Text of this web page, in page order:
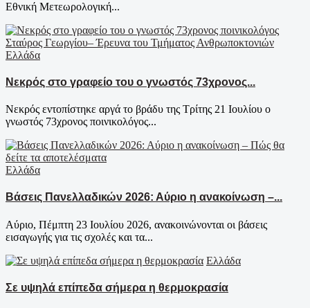
Εθνική Μετεωρολογική...
Ελλάδα
Νεκρός στο γραφείο του ο γνωστός 73χρονος...
Νεκρός εντοπίστηκε αργά το βράδυ της Τρίτης 21 Ιουλίου ο
γνωστός 73χρονος ποινικολόγος...
Ελλάδα
Βάσεις Πανελλαδικών 2026: Αύριο η ανακοίνωση –...
Αύριο, Πέμπτη 23 Ιουλίου 2026, ανακοινώνονται οι βάσεις
εισαγωγής για τις σχολές και τα...
Ελλάδα
Σε υψηλά επίπεδα σήμερα η θερμοκρασία